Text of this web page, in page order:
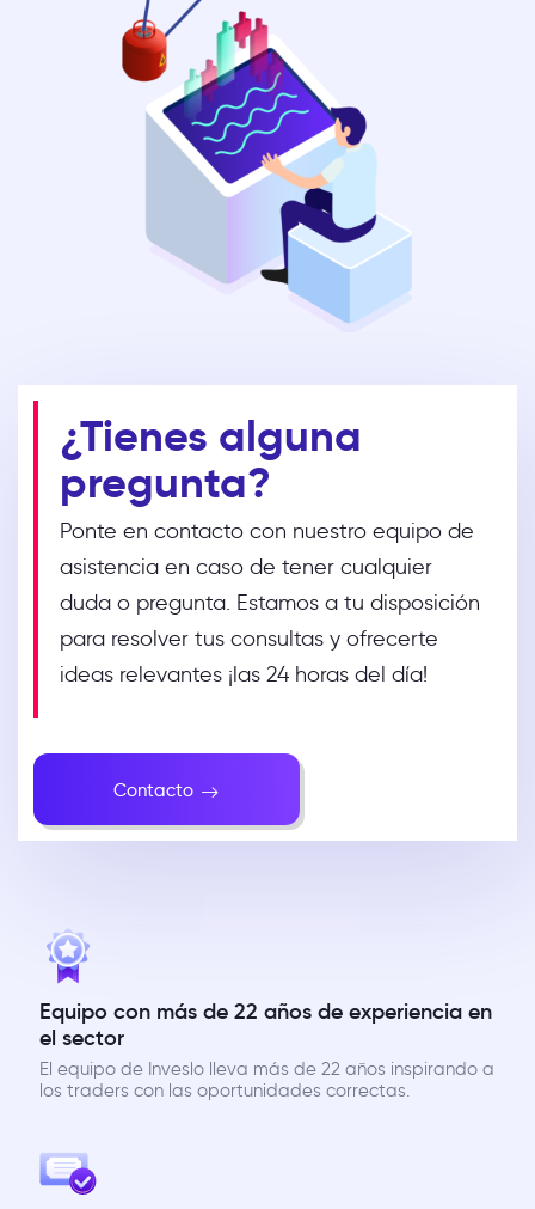
¿Tienes alguna
pregunta?
Ponte en contacto con nuestro equipo de
asistencia en caso de tener cualquier
duda o pregunta. Estamos a tu disposición
para resolver tus consultas y ofrecerte
ideas relevantes ¡las 24 horas del día!
Contacto
Equipo con más de 22 años de experiencia en
el sector
El equipo de Inveslo lleva más de 22 años inspirando a
los traders con las oportunidades correctas.